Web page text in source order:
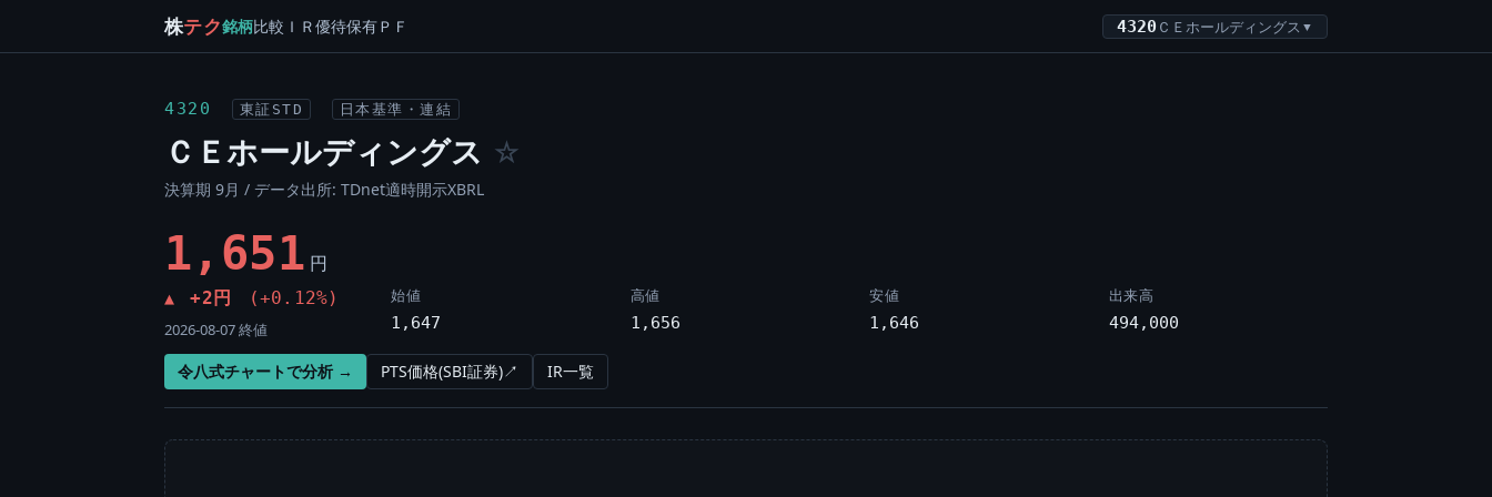
株テク銘柄比較 ＩＲ優待保有ＰＦ 4320 ＣＥホールディングス ▼
4320 東証STD 日本基準・連結
ＣＥホールディングス ☆
決算期 9月 / データ出所: TDnet適時開示XBRL
1,651 円
▲ +2円 (+0.12%)
2026-08-07 終値
始値
1,647
高値
1,656
安値
1,646
出来高
494,000
令八式チャートで分析 → PTS価格(SBI証券)↗ IR一覧